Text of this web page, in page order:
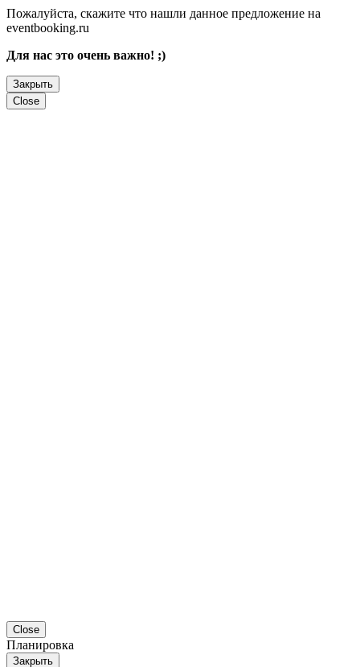
Пожалуйста, скажите что нашли данное предложение на
eventbooking.ru
Для нас это очень важно! ;)
Закрыть
Close
Close
Планировка
Закрыть